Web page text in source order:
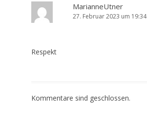
MarianneUtner
27. Februar 2023 um 19:34
Respekt
Kommentare sind geschlossen.